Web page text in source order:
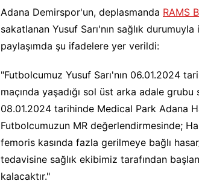
Adana Demirspor'un, deplasmanda RAMS
sakatlanan Yusuf Sarı'nın sağlık
paylaşımda şu ifadelere yer verildi:
"Futbolcumuz Yusuf Sarı'nın 06.01.2024
maçında yaşadığı sol üst arka adale
08.01.2024 tarihinde Medical Park Adana
Futbolcumuzun MR değerlendirmesinde;
femoris kasında fazla gerilmeye bağlı
tedavisine sağlık ekibimiz tarafından
kalacaktır."